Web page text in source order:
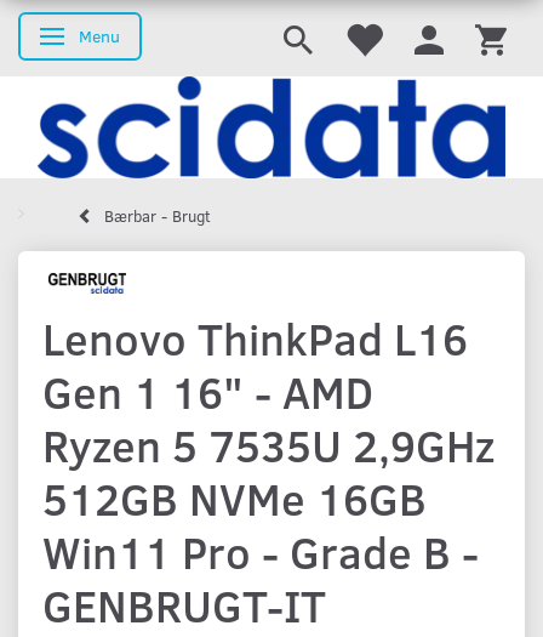
Skifte navigation
Menu
Bærbar - Brugt
Lenovo ThinkPad L16
Gen 1 16" - AMD
Ryzen 5 7535U 2,9GHz
512GB NVMe 16GB
Win11 Pro - Grade B -
GENBRUGT-IT